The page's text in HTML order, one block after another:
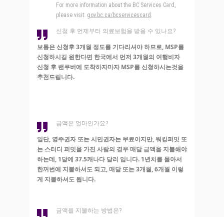
For more information about the BC Services Card,
please visit: gov.bc.ca/bcservicescard .
신청 후 언제부터 의료보험을 받을 수 있나요?
보통은 신청후 3개월 정도를 기다리셔야 하므로, MSP를
신청하시길 원한다면 한국에서 먼저 3개월의 여행비자
신청 후 밴쿠버에 도착하자마자 MSP를 신청하시는것을
추천드립니다.
금액은 얼마인가요?
일단, 영주권자 또는 시민권자는 무료이지만, 워킹퍼밋 또
는 스터디 퍼밋을 가진 사람의 경우 매달 금액을 지불해야
하는데, 1달에 37.5캐나다 달러 입니다. 1년치를 몰아서
한꺼번에 지불하셔도 되고, 매달 또는 3개월, 6개월 이렇
게 지불하셔도 됩니다.
금액을 지불하는 방법은?